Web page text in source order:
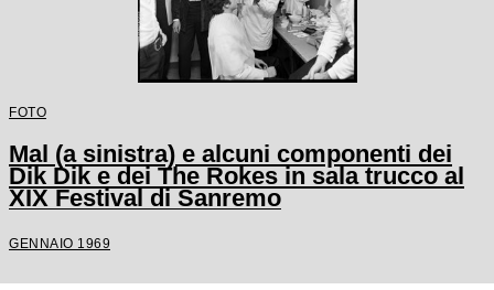
FOTO
Mal (a sinistra) e alcuni componenti dei
Dik Dik e dei The Rokes in sala trucco al
XIX Festival di Sanremo
GENNAIO 1969